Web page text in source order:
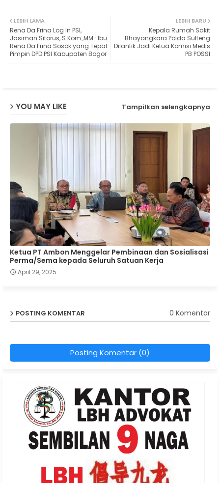
LEBIH BARU
Kepala Rumah Sakit
Bhayangkara Polda Sulteng
Dilantik Jadi Ketua Komisi Medis
PB POSSI
LEBIH LAMA
Rena Da Frina Log In PSI,
Jasiman Sitorus, S.Kom.,MM : Ibu
Rena Da Frina Sosok yang Tepat
Pimpin DPD PSI Kabupaten Bogor
YOU MAY LIKE Tampilkan selengkapnya
Ketua PT Ambon Menggelar Pembinaan dan Sosialisasi
Perma/Sema kepada Seluruh Satuan Kerja
April 29, 2025
POSTING KOMENTAR 0 Komentar
Posting Komentar (0)